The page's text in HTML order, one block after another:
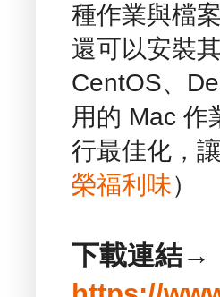
種作業與檔
還可以安裝
CentOS、
用的 Mac 作
行最佳化，
榮福利味）
下載連結→